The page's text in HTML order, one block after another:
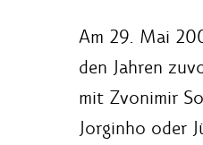
Am 29. Mai
den Jahren
mit Zvonimir
Jorginho oder